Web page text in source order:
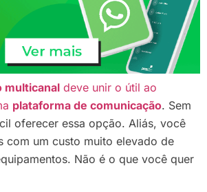
multicanal deve unir o útil ao
plataforma de comunicação. Sem
oferecer essa opção. Aliás, você
com um custo muito elevado de
Não é o que você quer